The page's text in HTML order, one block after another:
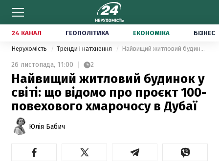
24 КАНАЛ ГЕОПОЛІТИКА ЕКОНОМІКА БІЗНЕС
Нерухомість Тренди і натхнення Найвищий житловий будинок у світі: що відомо про проєкт 100-повехового хмарочосу в Дубаї
26 листопада, 11:00 2
Найвищий житловий будинок у
світі: що відомо про проєкт 100-
повехового хмарочосу в Дубаї
Юлія Бабич